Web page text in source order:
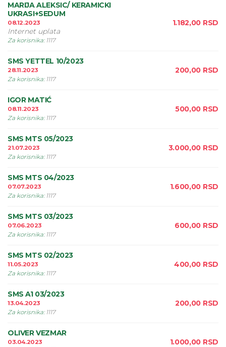
MARIJA ALEKSIC/ KERAMICKI
UKRASI+SEDUM
08.12.2023
Internet uplata
Za korisnika: 1117
1.182,00 RSD
SMS YETTEL 10/2023
28.11.2023
Za korisnika: 1117
200,00 RSD
IGOR MATIĆ
08.11.2023
Za korisnika: 1117
500,00 RSD
SMS MTS 05/2023
21.07.2023
Za korisnika: 1117
3.000,00 RSD
SMS MTS 04/2023
07.07.2023
Za korisnika: 1117
1.600,00 RSD
SMS MTS 03/2023
07.06.2023
Za korisnika: 1117
600,00 RSD
SMS MTS 02/2023
11.05.2023
Za korisnika: 1117
400,00 RSD
SMS A1 03/2023
13.04.2023
Za korisnika: 1117
200,00 RSD
OLIVER VEZMAR
03.04.2023
1.000,00 RSD